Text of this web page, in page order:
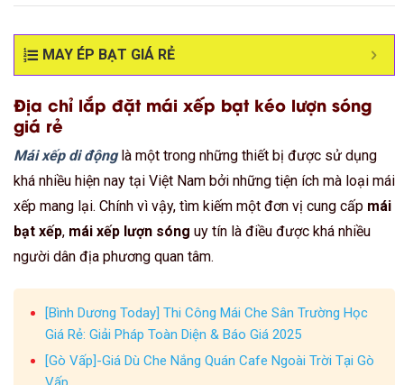
MAY ÉP BẠT GIÁ RẺ
Địa chỉ lắp đặt mái xếp bạt kéo lượn sóng
giá rẻ
Mái xếp di độnglà một trong những thiết bị được sử dụng
khá nhiều hiện nay tại Việt Nam bởi những tiện ích mà loại mái
xếp mang lại. Chính vì vậy, tìm kiếm một đơn vị cung cấp mái
bạt xếp, mái xếp lượn sóng uy tín là điều được khá nhiều
người dân địa phương quan tâm.
[Bình Dương Today] Thi Công Mái Che Sân Trường Học
Giá Rẻ: Giải Pháp Toàn Diện & Báo Giá 2025
[Gò Vấp]-Giá Dù Che Nắng Quán Cafe Ngoài Trời Tại Gò